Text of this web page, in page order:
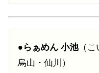
● らぁめん 小池（こ
烏山・仙川）